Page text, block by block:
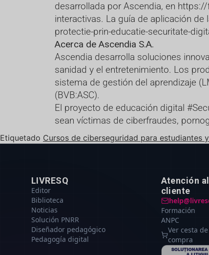
desarrollada por Ascendia, en https://
interactivas. La guía de aplicación
protectie-prin-educatie-securitate-
Acerca de Ascendia S.A.
Ascendia desarrolla soluciones
sanidad y el entretenimiento. Los
sistema de gestión del aprendizaje
(BVB:ASC).
El proyecto de educación digital
sean víctimas de ciberfraudes,
Etiquetado Cursos de ciberseguridad para estudiantes
LIVRESQ
Editor
Biblioteca
Noticias
Solución PNRR
Diseñador pedagógico
Pedagogía digital
Atención al
cliente
Formación
ANPC
Ver cesta
compra